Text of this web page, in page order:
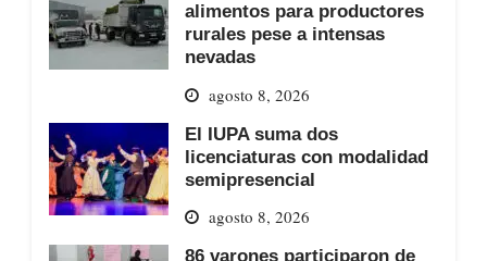
alimentos para productores
rurales pese a intensas
nevadas
agosto 8, 2026
El IUPA suma dos
licenciaturas con modalidad
semipresencial
agosto 8, 2026
86 varones participaron de